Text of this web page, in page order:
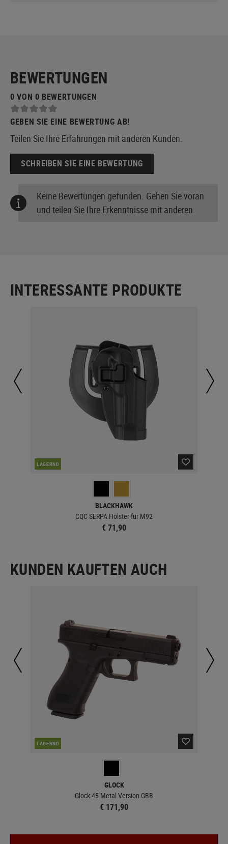
BEWERTUNGEN
0 VON 0 BEWERTUNGEN
GEBEN SIE EINE BEWERTUNG AB!
Teilen Sie Ihre Erfahrungen mit anderen Kunden.
SCHREIBEN SIE EINE BEWERTUNG
Keine Bewertungen gefunden. Gehen Sie voran
und teilen Sie Ihre Erkenntnisse mit anderen.
INTERESSANTE PRODUKTE
LAGERND
BLACKHAWK
CQC SERPA Holster für M92
€ 71,90
KUNDEN KAUFTEN AUCH
LAGERND
GLOCK
Glock 45 Metal Version GBB
€ 171,90